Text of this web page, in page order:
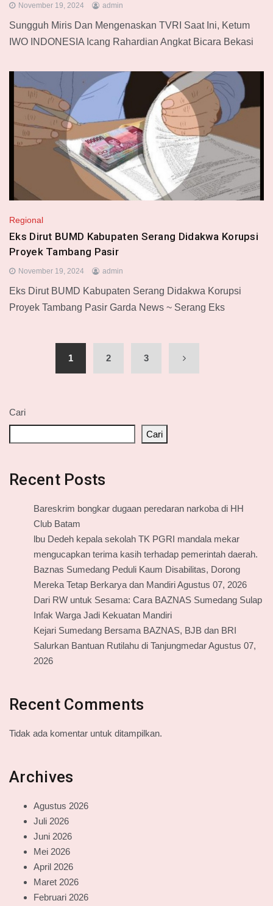
November 19, 2024 admin
Sungguh Miris Dan Mengenaskan TVRI Saat Ini, Ketum
IWO INDONESIA Icang Rahardian Angkat Bicara Bekasi
Regional
Eks Dirut BUMD Kabupaten Serang Didakwa Korupsi
Proyek Tambang Pasir
November 19, 2024 admin
Eks Dirut BUMD Kabupaten Serang Didakwa Korupsi
Proyek Tambang Pasir Garda News ~ Serang Eks
1 2 3
Cari
Cari
Recent Posts
Bareskrim bongkar dugaan peredaran narkoba di HH
Club Batam
lbu Dedeh kepala sekolah TK PGRI mandala mekar
mengucapkan terima kasih terhadap pemerintah daerah.
Baznas Sumedang Peduli Kaum Disabilitas, Dorong
Mereka Tetap Berkarya dan Mandiri Agustus 07, 2026
Dari RW untuk Sesama: Cara BAZNAS Sumedang Sulap
Infak Warga Jadi Kekuatan Mandiri
Kejari Sumedang Bersama BAZNAS, BJB dan BRI
Salurkan Bantuan Rutilahu di Tanjungmedar Agustus 07,
2026
Recent Comments
Tidak ada komentar untuk ditampilkan.
Archives
Agustus 2026
Juli 2026
Juni 2026
Mei 2026
April 2026
Maret 2026
Februari 2026